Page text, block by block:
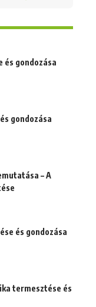
és gondozása
gondozása
– A
és gondozása
termesztése és